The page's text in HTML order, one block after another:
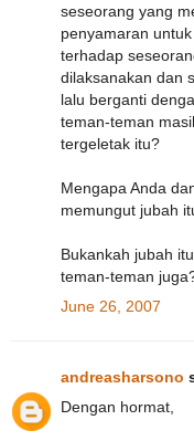
seseorang yang
penyamaran
terhadap
dilaksanakan dan
lalu berganti
teman-teman
tergeletak itu?
Mengapa Anda
memungut jubah
Bukankah jubah
teman-teman
June 26, 2007
andreasharsono
Dengan hormat,